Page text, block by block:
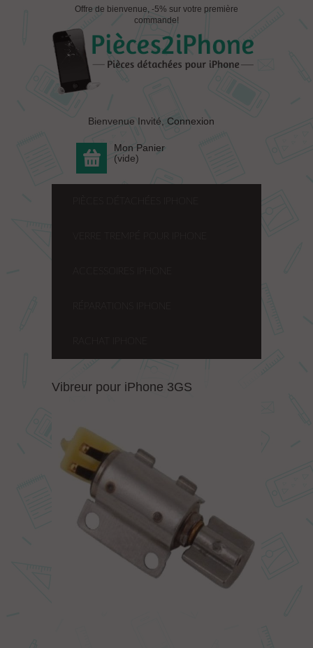
Offre de bienvenue, -5% sur votre première
commande!
Bienvenue Invité, Connexion
Mon Panier
(vide)
Vibreur pour iPhone 3GS